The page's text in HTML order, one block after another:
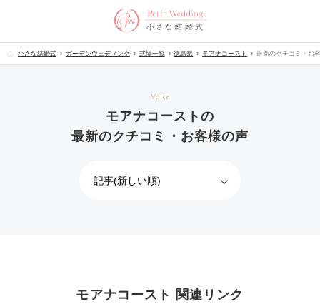
小さな結婚式 ガーデンウェディング 式場一覧 徳島県 モアナコースト 最新のクチコミ・お
Voice
モアナコーストの
最新のクチコミ・お客様の声
モアナコースト 関連リンク